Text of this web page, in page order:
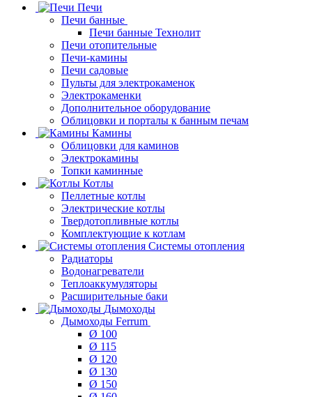
Печи
Печи банные
Печи банные Технолит
Печи отопительные
Печи-камины
Печи садовые
Пульты для электрокаменок
Электрокаменки
Дополнительное оборудование
Облицовки и порталы к банным печам
Камины
Облицовки для каминов
Электрокамины
Топки каминные
Котлы
Пеллетные котлы
Электрические котлы
Твердотопливные котлы
Комплектующие к котлам
Системы отопления
Радиаторы
Водонагреватели
Теплоаккумуляторы
Расширительные баки
Дымоходы
Дымоходы Ferrum
Ø 100
Ø 115
Ø 120
Ø 130
Ø 150